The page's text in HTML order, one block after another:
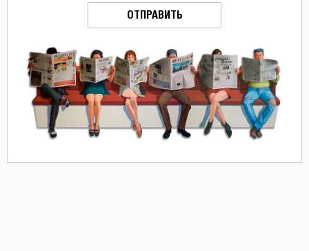
ОТПРАВИТЬ